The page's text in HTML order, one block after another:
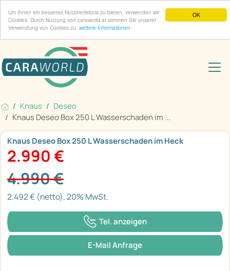
OK
Um Ihnen ein besseres Nutzererlebnis zu bieten, verwenden wir
Cookies. Durch Nutzung von caraworld.at stimmen Sie unserer
Verwendung von Cookies zu. weitere Informationen
Knaus
Deseo
Knaus Deseo Box 250 L Wasserschaden im ...
Knaus Deseo Box 250 L Wasserschaden im Heck
2.990 €
4.990 €
2.492 € (netto), 20% MwSt.
Tel. anzeigen
E-Mail Anfrage